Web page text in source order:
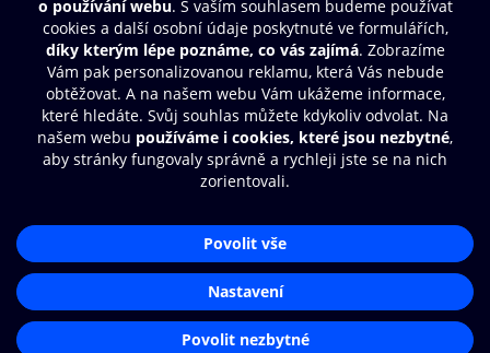
Moje O2 Knihovna
Další zábava
© O2 Czech Republic a.s.
Přístupnost
Zásady zpracování osobních údajů
Nastavení cookies
Aplikace O2 Knihovna
Čti a poslouchej své e-knihy a
audioknihy rychleji a pohodlněji.